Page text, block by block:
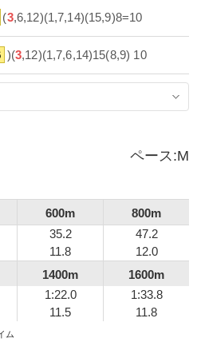
(3,6,12)(1,7,14)(15,9)8=10
)(3,12)(1,7,6,14)15(8,9) 10
ペース:M
600m
800m
35.2
11.8
47.2
12.0
1400m
1600m
1:22.0
11.5
1:33.8
11.8
ム